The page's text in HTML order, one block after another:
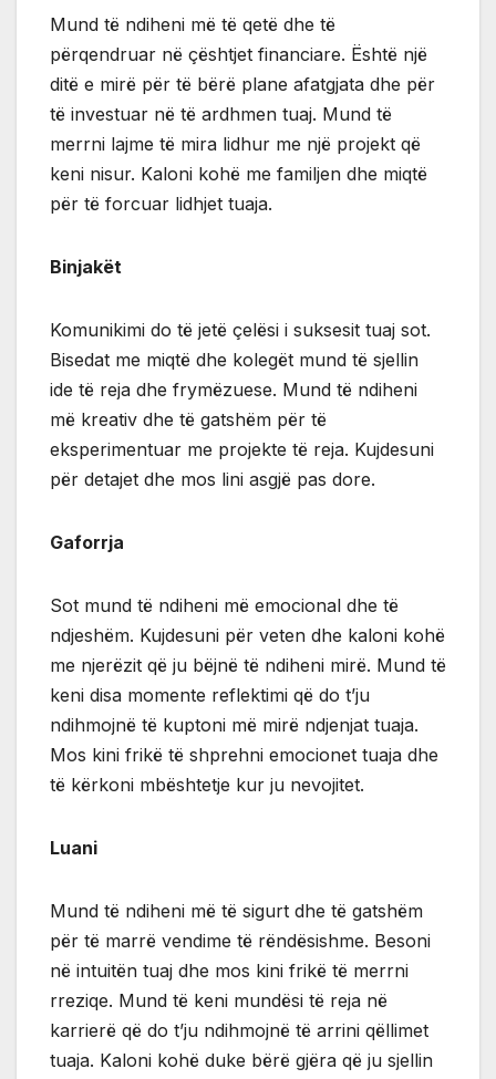
Mund të ndiheni më të qetë dhe të
përqendruar në çështjet financiare. Është një
ditë e mirë për të bërë plane afatgjata dhe për
të investuar në të ardhmen tuaj. Mund të
merrni lajme të mira lidhur me një projekt që
keni nisur. Kaloni kohë me familjen dhe miqtë
për të forcuar lidhjet tuaja.
Binjakët
Komunikimi do të jetë çelësi i suksesit tuaj sot.
Bisedat me miqtë dhe kolegët mund të sjellin
ide të reja dhe frymëzuese. Mund të ndiheni
më kreativ dhe të gatshëm për të
eksperimentuar me projekte të reja. Kujdesuni
për detajet dhe mos lini asgjë pas dore.
Gaforrja
Sot mund të ndiheni më emocional dhe të
ndjeshëm. Kujdesuni për veten dhe kaloni kohë
me njerëzit që ju bëjnë të ndiheni mirë. Mund të
keni disa momente reflektimi që do t’ju
ndihmojnë të kuptoni më mirë ndjenjat tuaja.
Mos kini frikë të shprehni emocionet tuaja dhe
të kërkoni mbështetje kur ju nevojitet.
Luani
Mund të ndiheni më të sigurt dhe të gatshëm
për të marrë vendime të rëndësishme. Besoni
në intuitën tuaj dhe mos kini frikë të merrni
rreziqe. Mund të keni mundësi të reja në
karrierë që do t’ju ndihmojnë të arrini qëllimet
tuaja. Kaloni kohë duke bërë gjëra që ju sjellin